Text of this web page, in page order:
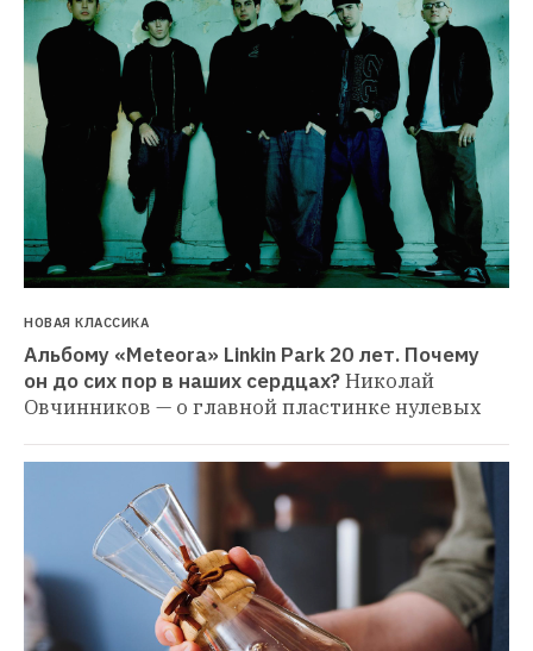
НОВАЯ КЛАССИКА
Альбому «Meteora» Linkin Park 20 лет. Почему
он до сих пор в наших сердцах?Николай
Овчинников — о главной пластинке нулевых